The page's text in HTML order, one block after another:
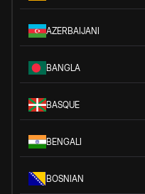
AZERBAIJANI
BANGLA
BASQUE
BENGALI
BOSNIAN